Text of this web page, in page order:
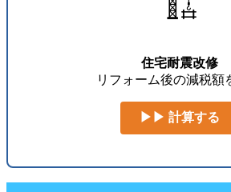
住宅耐震改修
リフォーム後の減税額
▶▶ 計算する